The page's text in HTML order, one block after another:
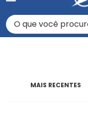
O que você procura?
MAIS RECENTES